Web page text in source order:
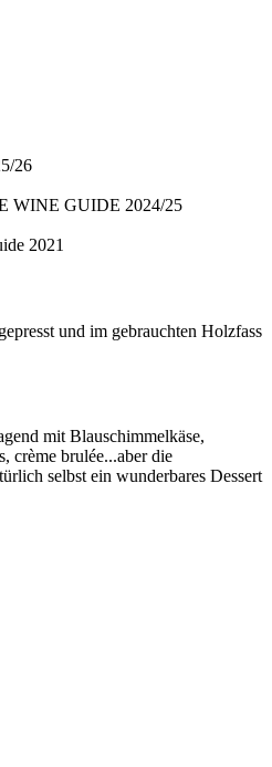
26
WINE GUIDE 2024/25
2021
und im gebrauchten Holzfass
mit Blauschimmelkäse,
crème brulée...aber die
selbst ein wunderbares Dessert